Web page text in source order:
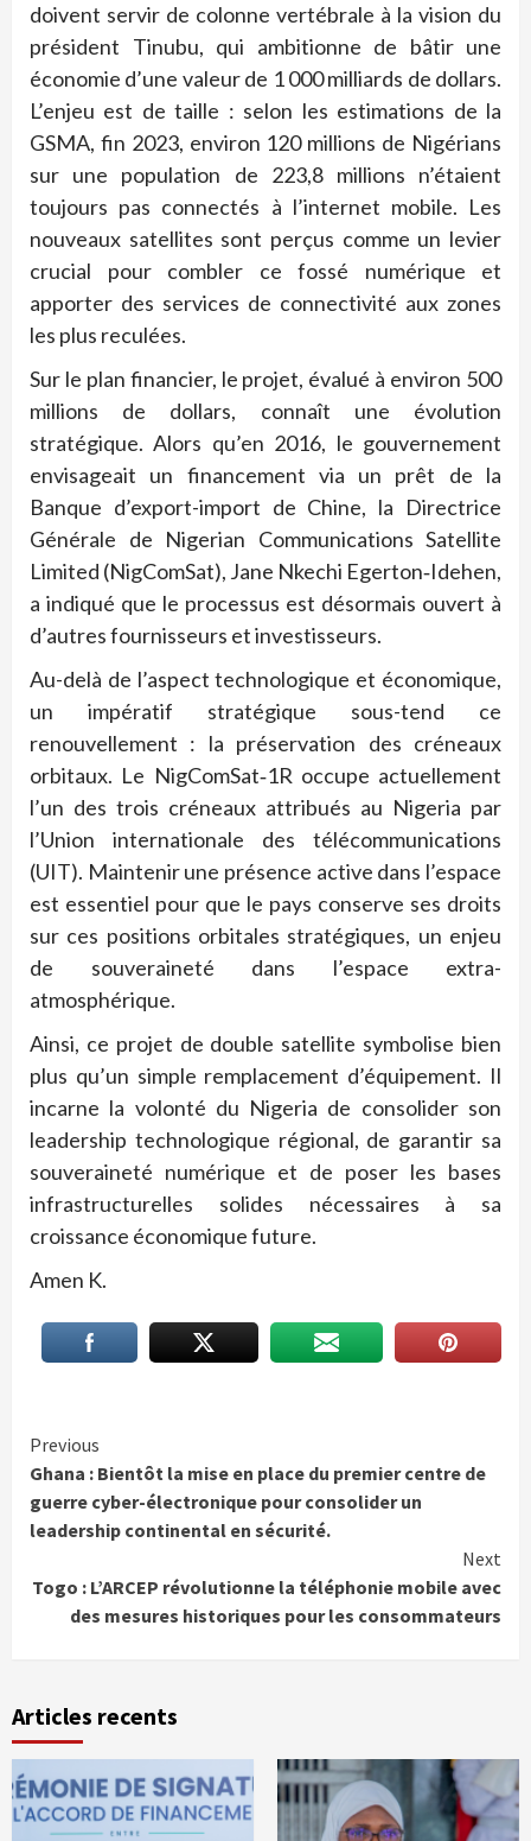
doivent servir de colonne vertébrale à la vision du
président Tinubu, qui ambitionne de bâtir une
économie d’une valeur de 1 000 milliards de dollars.
L’enjeu est de taille : selon les estimations de la
GSMA, fin 2023, environ 120 millions de Nigérians
sur une population de 223,8 millions n’étaient
toujours pas connectés à l’internet mobile. Les
nouveaux satellites sont perçus comme un levier
crucial pour combler ce fossé numérique et
apporter des services de connectivité aux zones
les plus reculées.
Sur le plan financier, le projet, évalué à environ 500
millions de dollars, connaît une évolution
stratégique. Alors qu’en 2016, le gouvernement
envisageait un financement via un prêt de la
Banque d’export-import de Chine, la Directrice
Générale de Nigerian Communications Satellite
Limited (NigComSat), Jane Nkechi Egerton‑Idehen,
a indiqué que le processus est désormais ouvert à
d’autres fournisseurs et investisseurs.
Au-delà de l’aspect technologique et économique,
un impératif stratégique sous-tend ce
renouvellement : la préservation des créneaux
orbitaux. Le NigComSat‑1R occupe actuellement
l’un des trois créneaux attribués au Nigeria par
l’Union internationale des télécommunications
(UIT). Maintenir une présence active dans l’espace
est essentiel pour que le pays conserve ses droits
sur ces positions orbitales stratégiques, un enjeu
de souveraineté dans l’espace extra-
atmosphérique.
Ainsi, ce projet de double satellite symbolise bien
plus qu’un simple remplacement d’équipement. Il
incarne la volonté du Nigeria de consolider son
leadership technologique régional, de garantir sa
souveraineté numérique et de poser les bases
infrastructurelles solides nécessaires à sa
croissance économique future.
Amen K.
Continue
Reading
Previous
Ghana : Bientôt la mise en place du premier centre de
guerre cyber-électronique pour consolider un
leadership continental en sécurité.
Next
Togo : L’ARCEP révolutionne la téléphonie mobile avec
des mesures historiques pour les consommateurs
Articles recents